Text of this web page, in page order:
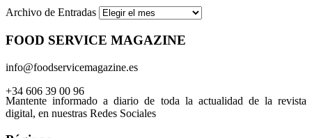
Archivo de Entradas
FOOD SERVICE MAGAZINE
info@foodservicemagazine.es
+34 606 39 00 96
Mantente informado a diario de toda la actualidad de la revista
digital, en nuestras Redes Sociales